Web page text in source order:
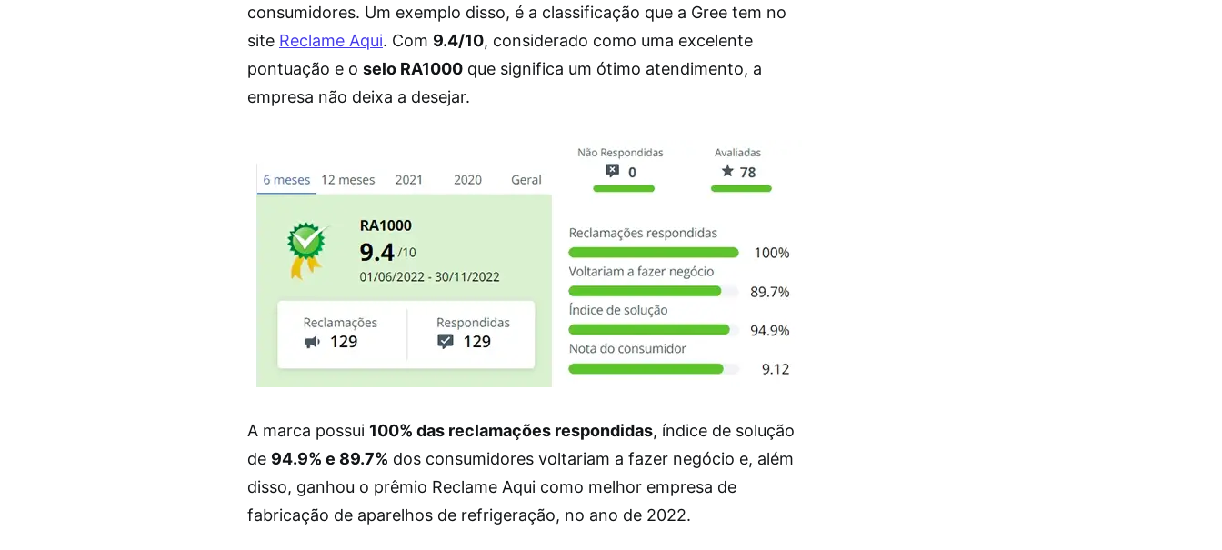
consumidores. Um exemplo disso, é a classificação que a Gree tem no
site Reclame Aqui. Com 9.4/10, considerado como uma excelente
pontuação e o selo RA1000 que significa um ótimo atendimento, a
empresa não deixa a desejar.
A marca possui 100% das reclamações respondidas, índice de solução
de 94.9% e 89.7% dos consumidores voltariam a fazer negócio e, além
disso, ganhou o prêmio Reclame Aqui como melhor empresa de
fabricação de aparelhos de refrigeração, no ano de 2022.